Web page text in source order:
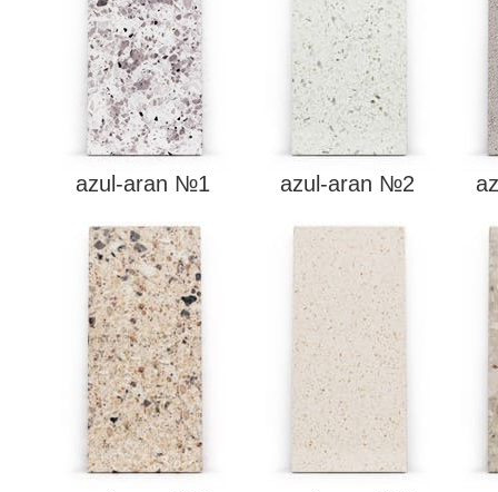
azul-aran №1 azul-aran №2